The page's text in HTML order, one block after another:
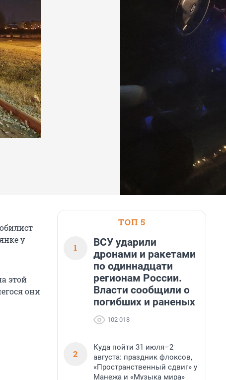
у
этой
они
ТОП 5
1
ВСУ ударили
дронами и ракетами
по одиннадцати
регионам России.
Власти сообщили о
погибших и раненых
102 018
2
Куда пойти 31 июля–2
августа: праздник флоксов,
«Пространственный сдвиг» у
Манежа и «Музыка мира»